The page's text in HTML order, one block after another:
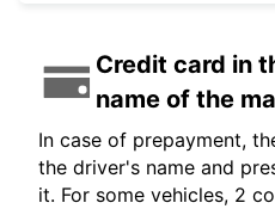
Credit card in
name of the
In case of prepayment,
the driver's name and
it. For some vehicles, 2